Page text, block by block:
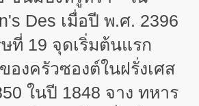
Des เมื่อปี พ.ศ. 2396
ที่ 19 จุดเริ่มต้นแรก
องครัวซองต์ในฝรั่งเศส
ในปี 1848 จาง ทหาร